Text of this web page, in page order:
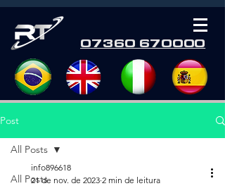
07360 670000
Post
All Posts
All Posts
info896618
21 de nov. de 2023 2 min de leitura